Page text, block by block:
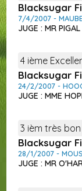
Blacksugar
7/4/2007 -
JUGE : MR PIGAL
4 ième
Blacksugar
24/2/2007 -
JUGE : MME
3 ièm très bon
Blacksugar
28/1/2007 -
JUGE : MR